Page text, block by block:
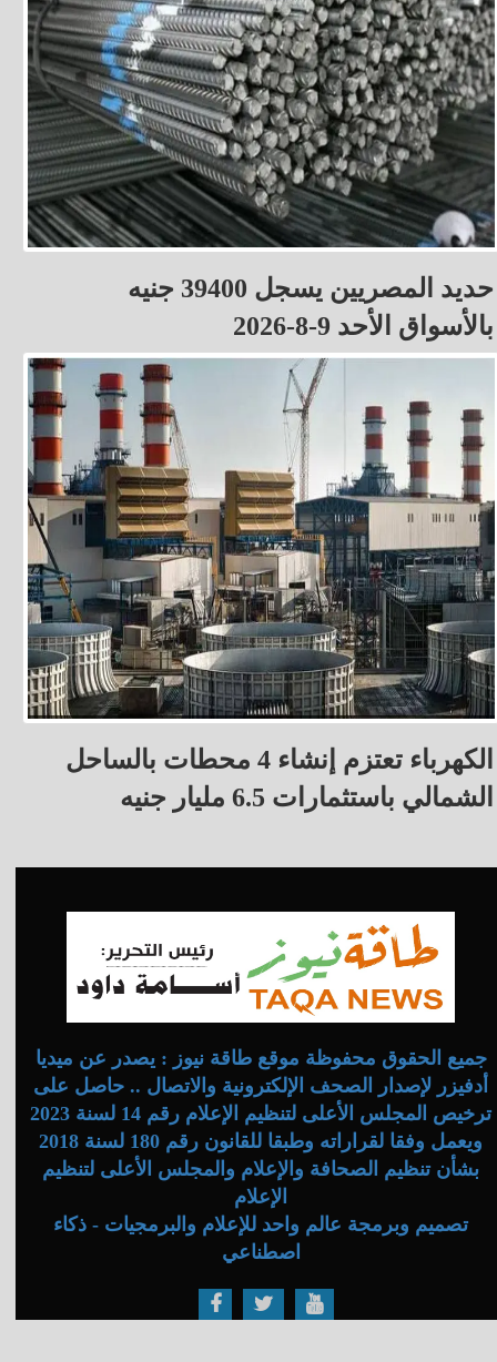
حديد المصريين يسجل 39400 جنيه
بالأسواق الأحد 9-8-2026
الكهرباء تعتزم إنشاء 4 محطات بالساحل
الشمالي باستثمارات 6.5 مليار جنيه
جميع الحقوق محفوظة موقع طاقة نيوز : يصدر عن ميديا
أدفيزر لإصدار الصحف الإلكترونية والاتصال .. حاصل على
ترخيص المجلس الأعلى لتنظيم الإعلام رقم 14 لسنة 2023
ويعمل وفقا لقراراته وطبقا للقانون رقم 180 لسنة 2018
بشأن تنظيم الصحافة والإعلام والمجلس الأعلى لتنظيم
الإعلام
تصميم وبرمجة عالم واحد للإعلام والبرمجيات - ذكاء
اصطناعي